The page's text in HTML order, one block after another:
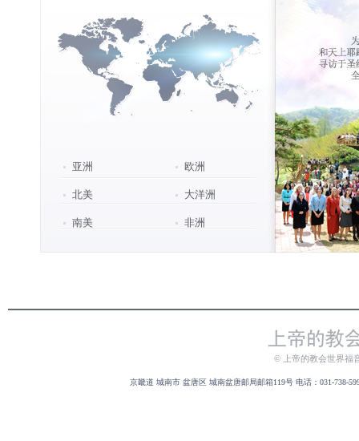
亚洲 欧洲
北美 大洋洲
南美 非洲
© 上帝的教会世界福
京畿道 城南市 盆唐区 城南盆唐邮局邮箱119号 电话：031-738-